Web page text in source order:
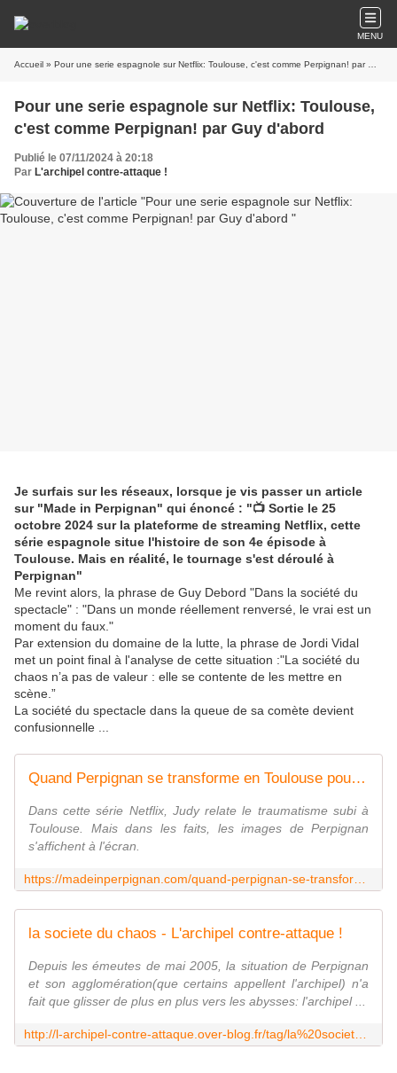
MENU
Accueil » Pour une serie espagnole sur Netflix: Toulouse, c'est comme Perpignan! par Guy d'abord
Pour une serie espagnole sur Netflix: Toulouse,
c'est comme Perpignan! par Guy d'abord
Publié le 07/11/2024 à 20:18
Par L'archipel contre-attaque !
Je surfais sur les réseaux, lorsque je vis passer un article
sur "Made in Perpignan" qui énoncé : "📺 Sortie le 25
octobre 2024 sur la plateforme de streaming Netflix, cette
série espagnole situe l'histoire de son 4e épisode à
Toulouse. Mais en réalité, le tournage s'est déroulé à
Perpignan"
Me revint alors, la phrase de Guy Debord "Dans la société du
spectacle" : "Dans un monde réellement renversé, le vrai est un
moment du faux."
Par extension du domaine de la lutte, la phrase de Jordi Vidal
met un point final à l'analyse de cette situation :"La société du
chaos n’a pas de valeur : elle se contente de les mettre en
scène.”
La société du spectacle dans la queue de sa comète devient
confusionnelle ...
Quand Perpignan se transforme en Toulouse pour cette série Netflix espagnole
Dans cette série Netflix, Judy relate le traumatisme subi à
Toulouse. Mais dans les faits, les images de Perpignan
s'affichent à l'écran.
la societe du chaos - L'archipel contre-attaque !
Depuis les émeutes de mai 2005, la situation de Perpignan
et son agglomération(que certains appellent l'archipel) n'a
fait que glisser de plus en plus vers les abysses: l'archipel ...